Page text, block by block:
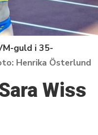
guld i 35-
Henrika Österlund
Wiss